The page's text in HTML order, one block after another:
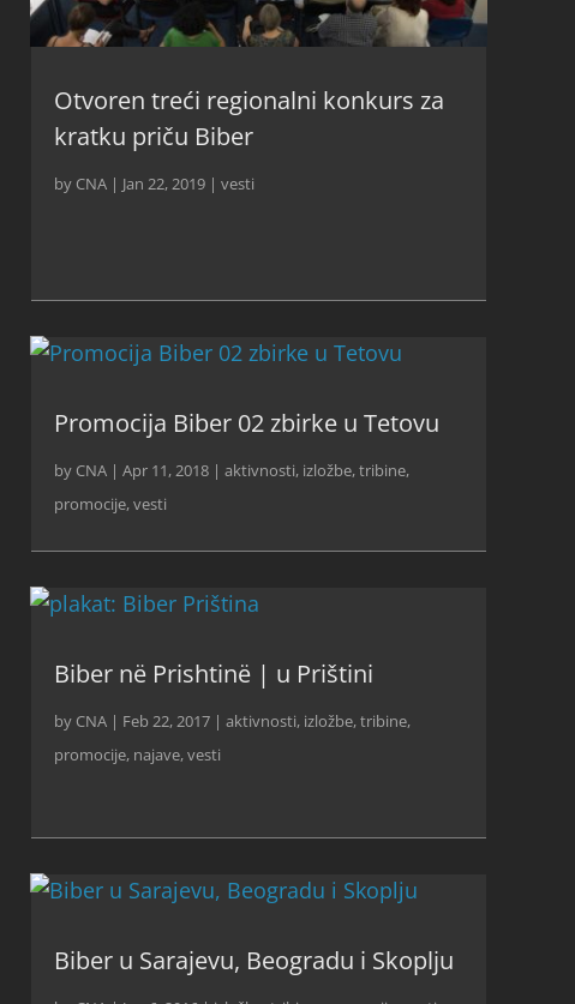
Otvoren treći regionalni konkurs za
kratku priču Biber
by CNA| Jan 22, 2019| vesti
Promocija Biber 02 zbirke u Tetovu
by CNA| Apr 11, 2018| aktivnosti, izložbe, tribine,
promocije,vesti
Biber në Prishtinë | u Prištini
by CNA| Feb 22, 2017| aktivnosti, izložbe, tribine,
promocije, najave,vesti
Biber u Sarajevu, Beogradu i Skoplju